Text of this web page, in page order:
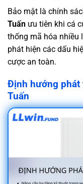
Bảo mật là chính
Tuấn ưu tiên khi cá
thống mã hóa nhiều
phát hiện các dấu
cược an toàn.
Định hướng phát
Tuấn